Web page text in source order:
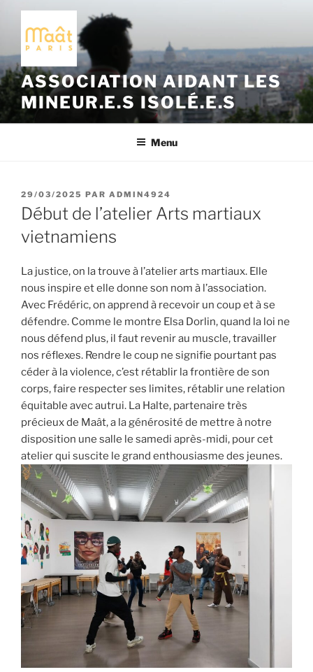
Aller
contenu
principal
ASSOCIATION AIDANT LES
MINEUR.E.S ISOLÉ.E.S
Menu
PUBLIÉ
LE
29/03/2025 PAR ADMIN4924
Début de l’atelier Arts martiaux
vietnamiens
La justice, on la trouve à l’atelier arts martiaux. Elle
nous inspire et elle donne son nom à l’association.
Avec Frédéric, on apprend à recevoir un coup et à se
défendre. Comme le montre Elsa Dorlin, quand la loi ne
nous défend plus, il faut revenir au muscle, travailler
nos réflexes. Rendre le coup ne signifie pourtant pas
céder à la violence, c’est rétablir la frontière de son
corps, faire respecter ses limites, rétablir une relation
équitable avec autrui. La Halte, partenaire très
précieux de Maât, a la générosité de mettre à notre
disposition une salle le samedi après-midi, pour cet
atelier qui suscite le grand enthousiasme des jeunes.